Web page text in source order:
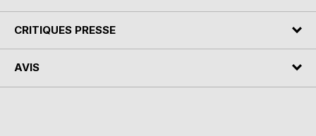
CRITIQUES PRESSE
AVIS